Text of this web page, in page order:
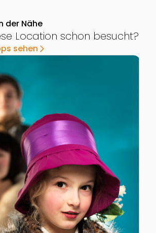
der Nähe
Location schon besucht?
sehen arrow_forward_ios
von Wiener Kindertheater